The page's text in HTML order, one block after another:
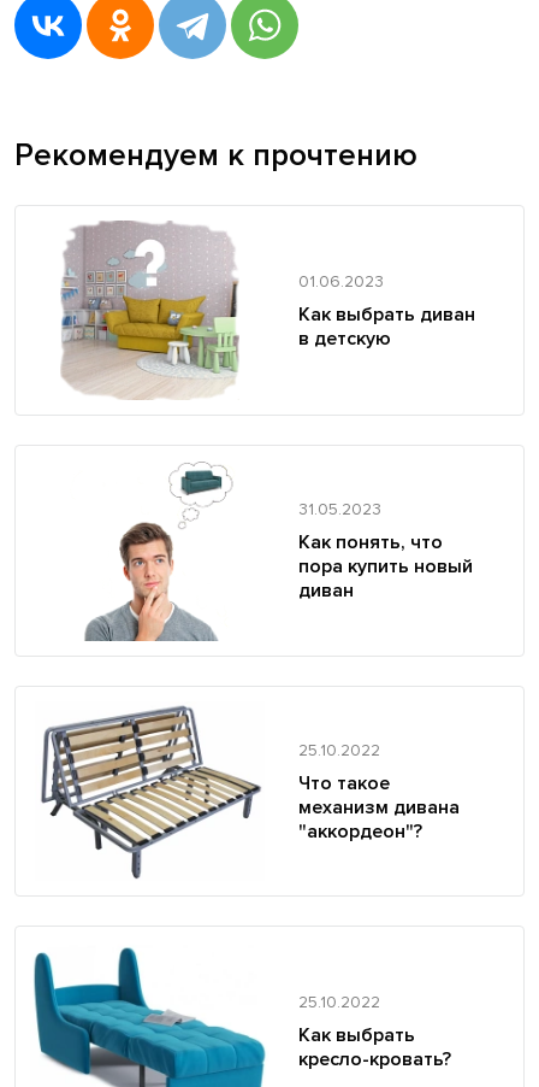
Рекомендуем к прочтению
01.06.2023
Как выбрать диван
в детскую
31.05.2023
Как понять, что
пора купить новый
диван
25.10.2022
Что такое
механизм дивана
"аккордеон"?
25.10.2022
Как выбрать
кресло-кровать?